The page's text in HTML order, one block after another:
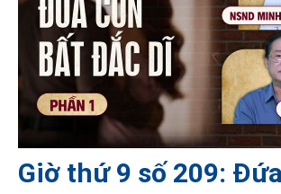
Giờ thứ 9 số 209: